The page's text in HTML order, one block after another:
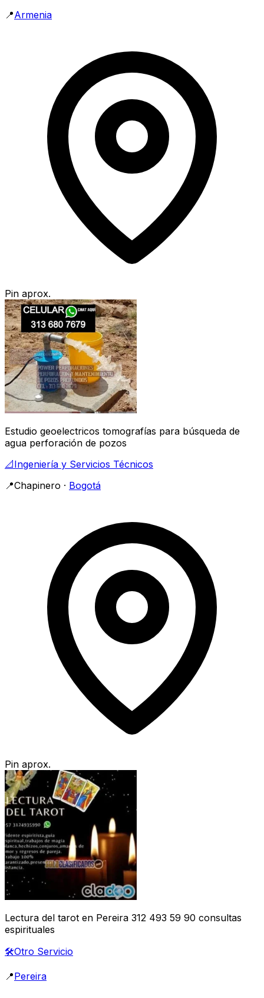
📍Armenia
Pin aprox.
Estudio geoelectricos tomografías para búsqueda de
agua perforación de pozos
📐Ingeniería y Servicios Técnicos
📍Chapinero · Bogotá
Pin aprox.
Lectura del tarot en Pereira 312 493 59 90 consultas
espirituales
🛠️Otro Servicio
📍Pereira